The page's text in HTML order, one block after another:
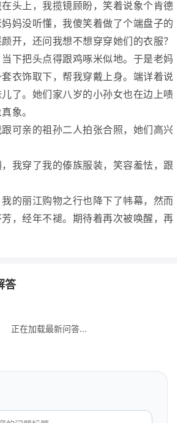
头上，我揽镜顾盼，笑着说象个肯德
妈没听懂，我傻笑着做了个端盘子的
开，还问我想不想穿穿她们的衣服？
下把头点得跟鸡啄米似地。于是老妈
衣饰取下，帮我穿戴上身。端详着说
了。她们家八岁的小孙女也在边上啧
象。
可亲的祖孙二人拍张合照，她们高兴
我穿了我的傣族服装，笑容羞怯，跟
的丽江购物之行也降下了帏幕，然而
，经年不褪。期待着再次被唤醒，再
答
正在加载最新问答...